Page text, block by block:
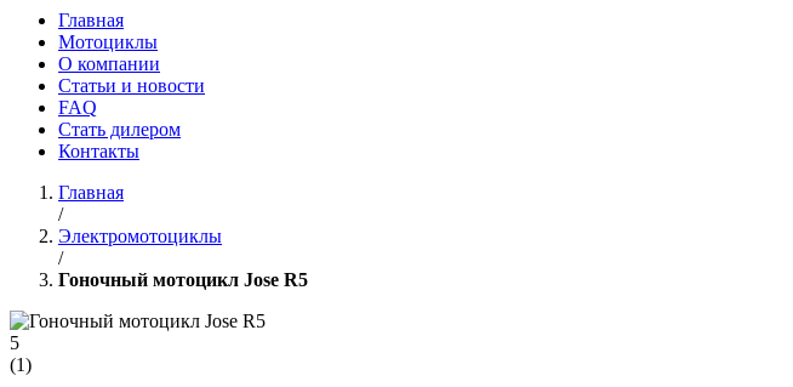
Главная
Мотоциклы
О компании
Статьи и новости
FAQ
Стать дилером
Контакты
Главная
/
Электромотоциклы
/
Гоночный мотоцикл Jose R5
5
(1)